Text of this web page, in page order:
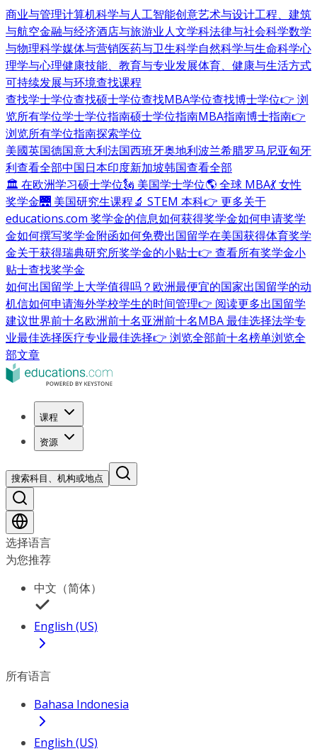
商业与管理计算机科学与人工智能创意艺术与设计工程、建筑
与航空金融与经济酒店与旅游业人文学科法律与社会科学数学
与物理科学媒体与营销医药与卫生科学自然科学与生命科学心
理学与心理健康技能、教育与专业发展体育、健康与生活方式
可持续发展与环境查找课程
查找学士学位查找硕士学位查找MBA学位查找博士学位👉 浏
览所有学位学士学位指南硕士学位指南MBA指南博士指南👉
浏览所有学位指南探索学位
美國英国德国意大利法国西班牙奥地利波兰希腊罗马尼亚匈牙
利查看全部中国日本印度新加坡韩国查看全部
🏛 在欧洲学习硕士学位🗽 美国学士学位🌎 全球 MBA💃 女性
奖学金🌉 美国研究生课程🔬 STEM 本科👉 更多关于
educations.com 奖学金的信息如何获得奖学金如何申请奖学
金如何撰写奖学金附函如何免费出国留学在美国获得体育奖学
金关于获得瑞典研究所奖学金的小贴士👉 查看所有奖学金小
贴士查找奖学金
如何出国留学上大学值得吗？ 欧洲最便宜的国家出国留学的动
机信如何申请海外学校学生的时间管理👉 阅读更多出国留学
建议世界前十名欧洲前十名亚洲前十名MBA 最佳选择法学专
业最佳选择医疗专业最佳选择👉 浏览全部前十名榜单浏览全
部文章
课程
资源
搜索科目、机构或地点
选择语言
为您推荐
中文（简体）
English (US)
所有语言
Bahasa Indonesia
English (US)